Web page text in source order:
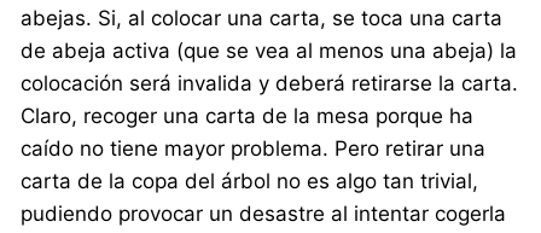
abejas. Si, al colocar una carta, se toca una carta
de abeja activa (que se vea al menos una abeja) la
colocación será invalida y deberá retirarse la carta.
Claro, recoger una carta de la mesa porque ha
caído no tiene mayor problema. Pero retirar una
carta de la copa del árbol no es algo tan trivial,
pudiendo provocar un desastre al intentar cogerla